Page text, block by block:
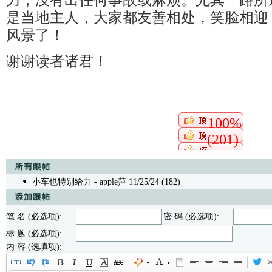
是当地主人，大家都友善相处，笑脸相
风景了！
谢谢读者诸君！
100%
(201)
小车也特别给力 - apple萍 11/25/24 (182)
笔 名 (必选项):
密 码 (必选项):
标 题 (必选项):
内 容 (选填项):